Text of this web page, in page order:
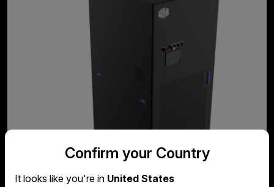
Confirm your Country
It looks like you're in United States